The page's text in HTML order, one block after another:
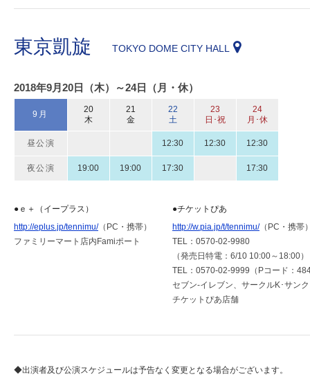
東京凱旋 TOKYO DOME CITY HALL
2018年9月20日（木）～24日（月・休）
9月
20
木
21
金
22
土
23
日･祝
24
月･休
昼公演 12:30 12:30 12:30
夜公演 19:00 19:00 17:30 17:30
●ｅ＋（イープラス）
http://eplus.jp/tennimu/（PC・携帯）
ファミリーマート店内Famiポート
●チケットぴあ
http://w.pia.jp/t/tennimu/（PC・携帯
TEL：0570-02-9980
（発売日特電：6/10 10:00～18:00）
TEL：0570-02-9999（Pコード：
セブン-イレブン、サークルK･サン
チケットぴあ店舗
◆出演者及び公演スケジュールは予告なく変更となる場合がございます。